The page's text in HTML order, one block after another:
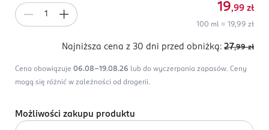
19,99 zł
100 ml = 19,99 zł
Najniższa cena z 30 dni przed obniżką: 27,99 zł
Cena obowiązuje 06.08-19.08.26 lub do wyczerpania zapasów. Ceny
mogą się różnić w zależności od drogerii.
Możliwości zakupu produktu